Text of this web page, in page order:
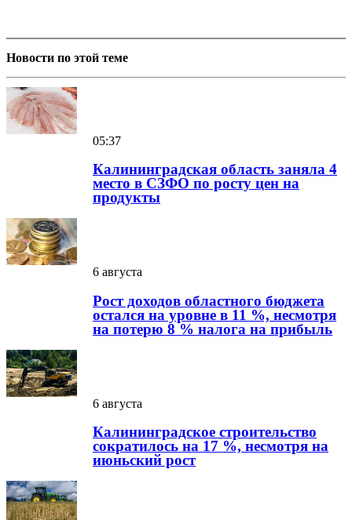
Новости по этой теме
05:37
Калининградская область заняла 4
место в СЗФО по росту цен на
продукты
6 августа
Рост доходов областного бюджета
остался на уровне в 11 %, несмотря
на потерю 8 % налога на прибыль
6 августа
Калининградское строительство
сократилось на 17 %, несмотря на
июньский рост